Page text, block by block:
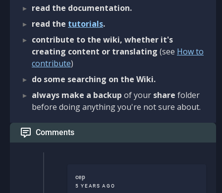
read the documentation.
read the tutorials.
contribute to the wiki, whether it's
creating content or translating (see How to
contribute)
do some searching on the Wiki.
always make a backup of your share folder
before doing anything you're not sure about.
Comments
cep
5 YEARS AGO